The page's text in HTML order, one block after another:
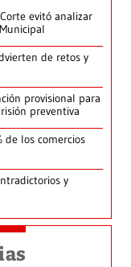
evitó analizar
de retos y
provisional para
preventiva
de los comercios
y